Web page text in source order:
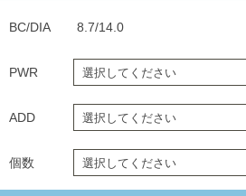
BC/DIA 8.7/14.0
PWR
ADD
個数